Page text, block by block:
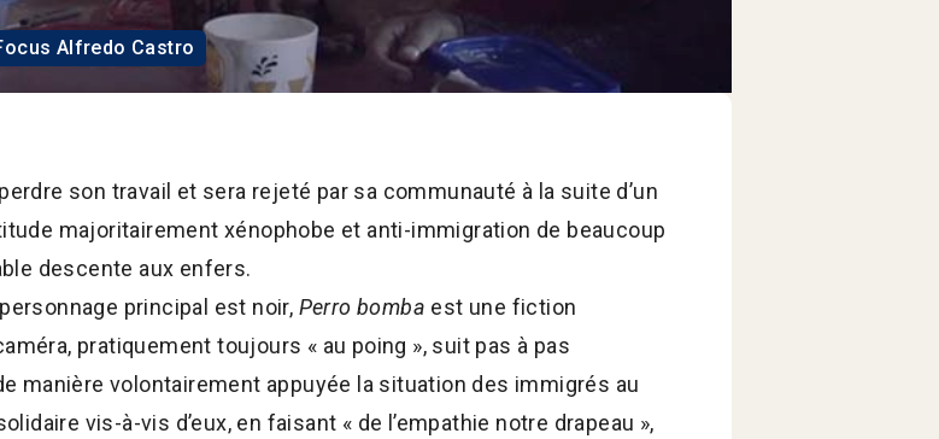
Alfredo Castro
son travail et sera rejeté par sa communauté à la suite d’un
majoritairement xénophobe et anti-immigration de beaucoup
descente aux enfers.
principal est noir, Perro bomba est une fiction
pratiquement toujours « au poing », suit pas à pas
manière volontairement appuyée la situation des immigrés au
vis-à-vis d’eux, en faisant « de l’empathie notre drapeau »,